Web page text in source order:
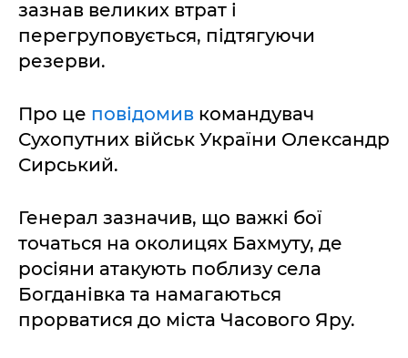
зазнав великих втрат і
перегруповується, підтягуючи
резерви.
Про це повідомив командувач
Сухопутних військ України Олександр
Сирський.
Генерал зазначив, що важкі бої
точаться на околицях Бахмуту, де
росіяни атакують поблизу села
Богданівка та намагаються
прорватися до міста Часового Яру.